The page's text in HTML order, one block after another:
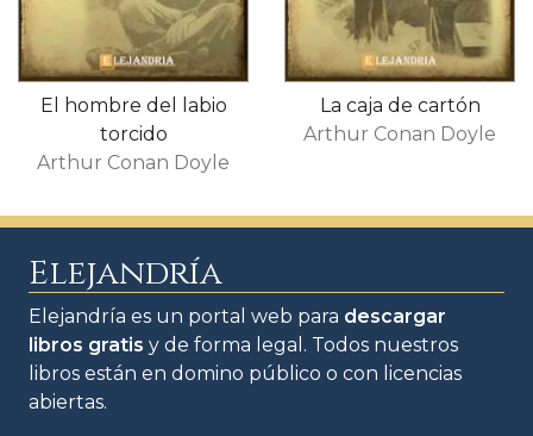
El hombre del labio
torcido
Arthur Conan Doyle
La caja de cartón
Arthur Conan Doyle
Elejandría
Elejandría es un portal web para descargar
libros gratis y de forma legal. Todos nuestros
libros están en domino público o con licencias
abiertas.